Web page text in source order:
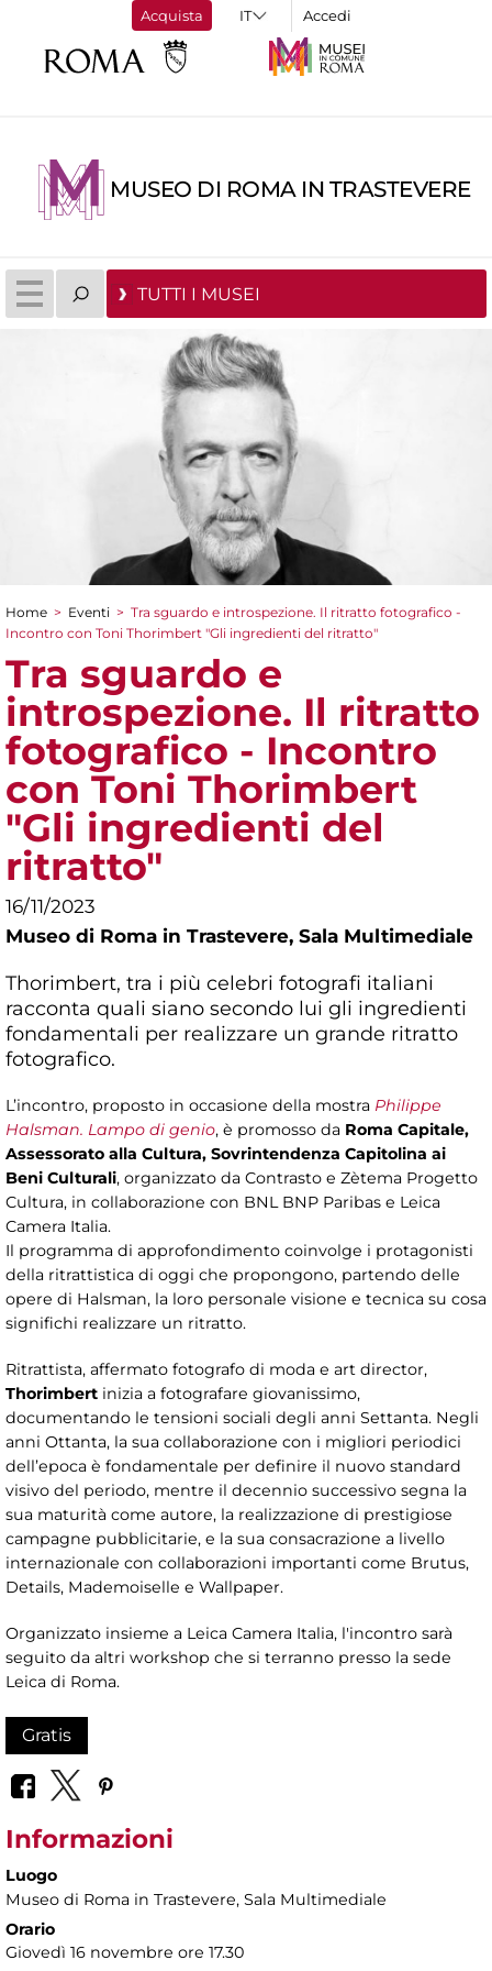
Acquista Accedi
MUSEO DI ROMA IN TRASTEVERE
TUTTI I MUSEI
Tu sei qui
Home > Eventi > Tra sguardo e introspezione. Il ritratto fotografico -
Incontro con Toni Thorimbert "Gli ingredienti del ritratto"
Tra sguardo e
introspezione. Il ritratto
fotografico - Incontro
con Toni Thorimbert
"Gli ingredienti del
ritratto"
16/11/2023
Museo di Roma in Trastevere, Sala Multimediale
Thorimbert, tra i più celebri fotografi italiani
racconta quali siano secondo lui gli ingredienti
fondamentali per realizzare un grande ritratto
fotografico.
L’incontro, proposto in occasione della mostra Philippe
Halsman. Lampo di genio, è promosso da Roma Capitale,
Assessorato alla Cultura, Sovrintendenza Capitolina ai
Beni Culturali, organizzato da Contrasto e Zètema Progetto
Cultura, in collaborazione con BNL BNP Paribas e Leica
Camera Italia.
Il programma di approfondimento coinvolge i protagonisti
della ritrattistica di oggi che propongono, partendo delle
opere di Halsman, la loro personale visione e tecnica su cosa
significhi realizzare un ritratto.
Ritrattista, affermato fotografo di moda e art director,
Thorimbert inizia a fotografare giovanissimo,
documentando le tensioni sociali degli anni Settanta. Negli
anni Ottanta, la sua collaborazione con i migliori periodici
dell’epoca è fondamentale per definire il nuovo standard
visivo del periodo, mentre il decennio successivo segna la
sua maturità come autore, la realizzazione di prestigiose
campagne pubblicitarie, e la sua consacrazione a livello
internazionale con collaborazioni importanti come Brutus,
Details, Mademoiselle e Wallpaper.
Organizzato insieme a Leica Camera Italia, l'incontro sarà
seguito da altri workshop che si terranno presso la sede
Leica di Roma.
Gratis
Informazioni
Luogo
Museo di Roma in Trastevere, Sala Multimediale
Orario
Giovedì 16 novembre ore 17.30